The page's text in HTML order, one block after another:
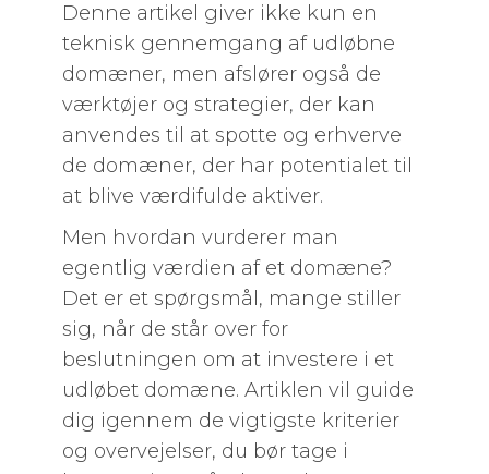
Denne artikel giver ikke kun en
teknisk gennemgang af udløbne
domæner, men afslører også de
værktøjer og strategier, der kan
anvendes til at spotte og erhverve
de domæner, der har potentialet til
at blive værdifulde aktiver.
Men hvordan vurderer man
egentlig værdien af et domæne?
Det er et spørgsmål, mange stiller
sig, når de står over for
beslutningen om at investere i et
udløbet domæne. Artiklen vil guide
dig igennem de vigtigste kriterier
og overvejelser, du bør tage i